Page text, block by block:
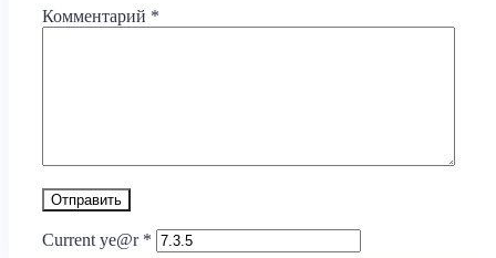
Комментарий *
Current ye@r *